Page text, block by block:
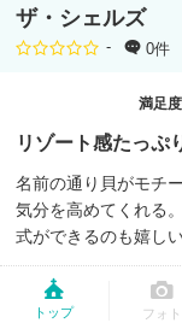
ザ・シェルズ
- 0件
満足
リゾート感たっぷ
名前の通り貝がモチ
気分を高めてくれる
式ができるのも嬉し
トップ フォト